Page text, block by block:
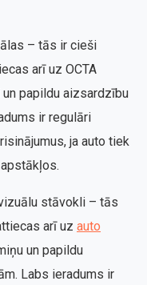
– tās ir cieši
arī uz OCTA
papildu aizsardzību
ir regulāri
ja auto tiek
stāvokli – tās
arī uz auto
un papildu
Labs ieradums ir